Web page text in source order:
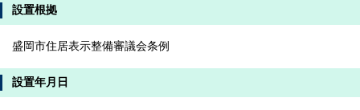
設置根拠
盛岡市住居表示整備審議会条例
設置年月日